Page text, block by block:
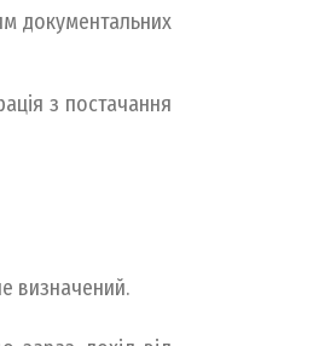
документальних
з постачання
визначений.